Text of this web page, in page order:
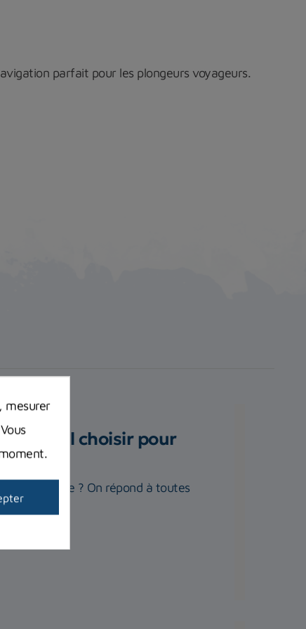
parfait pour les plongeurs voyageurs.
choisir pour
de plongée ? On répond à toutes
mesurer